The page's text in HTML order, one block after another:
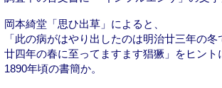
b
o
o
k
d
o
n
岡本綺堂「思ひ出草」によると、
「此の病がはやり出したのは明治廿三年の冬
廿四年の春に至ってますます猖獗」をヒント
1890年頃の書簡か。